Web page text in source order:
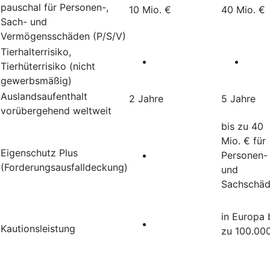
pauschal für Personen-,
Sach- und
Vermögensschäden (P/S/V)
10 Mio. € 40 Mio. €
Tierhalterrisiko,
Tierhüterrisiko (nicht
gewerbsmäßig)
Auslandsaufenthalt
vorübergehend weltweit
2 Jahre 5 Jahre
Eigenschutz Plus
(Forderungsausfalldeckung)
bis zu 40
Mio. € für
Personen-
und
Kautionsleistung
in Europa
zu